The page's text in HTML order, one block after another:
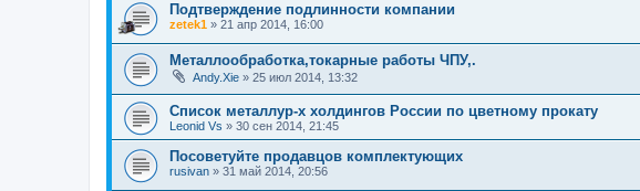
Подтверждение подлинности компании
zetek1 » 21 апр 2014, 16:00
Металлообработка,токарные работы ЧПУ,.
Andy.Xie » 25 июл 2014, 13:32
Список металлур-х холдингов России по цветному прокату
Leonid Vs » 30 сен 2014, 21:45
Посоветуйте продавцов комплектующих
rusivan » 31 май 2014, 20:56